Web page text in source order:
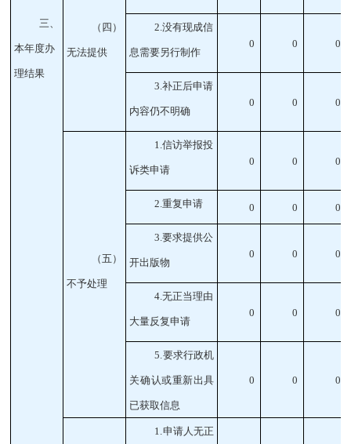
三、
本年度办
理结果
（四）
无法提供
2.没有现成信
息需要另行制作
0 0 0
3.补正后申请
内容仍不明确
0 0 0
（五）
不予处理
1.信访举报投
诉类申请
0 0 0
2.重复申请 0 0 0
3.要求提供公
开出版物
0 0 0
4.无正当理由
大量反复申请
0 0 0
5.要求行政机
关确认或重新出具
已获取信息
0 0 0
1.申请人无正